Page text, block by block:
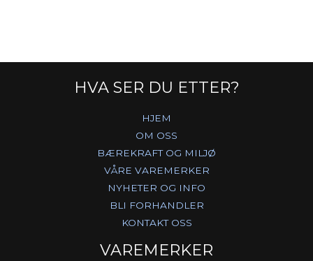
HVA SER DU ETTER?
HJEM
OM OSS
BÆREKRAFT OG MILJØ
VÅRE VAREMERKER
NYHETER OG INFO
BLI FORHANDLER
KONTAKT OSS
VAREMERKER